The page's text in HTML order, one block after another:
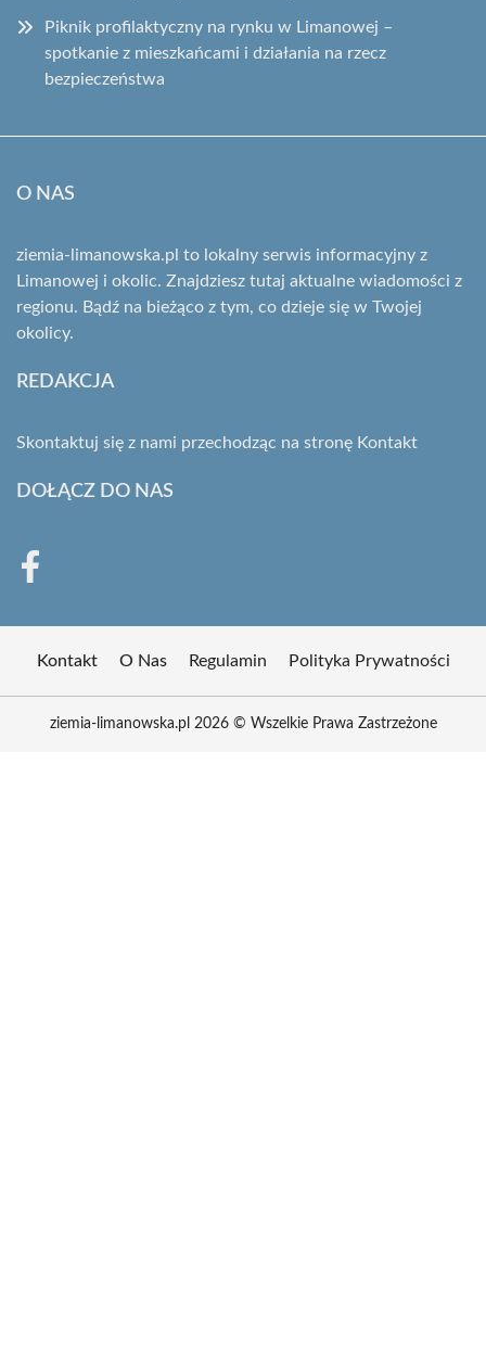
Piknik profilaktyczny na rynku w Limanowej –
spotkanie z mieszkańcami i działania na rzecz
bezpieczeństwa
O NAS
ziemia-limanowska.pl to lokalny serwis informacyjny z
Limanowej i okolic. Znajdziesz tutaj aktualne wiadomości z
regionu. Bądź na bieżąco z tym, co dzieje się w Twojej
okolicy.
REDAKCJA
Skontaktuj się z nami przechodząc na stronę Kontakt
DOŁĄCZ DO NAS
Kontakt O Nas Regulamin Polityka Prywatności
ziemia-limanowska.pl 2026 © Wszelkie Prawa Zastrzeżone